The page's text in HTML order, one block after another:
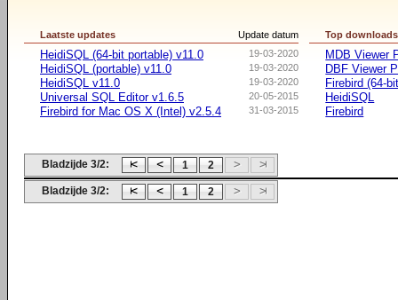
Update datum
Laatste updates
19-03-2020
HeidiSQL (64-bit portable) v11.0
19-03-2020
HeidiSQL (portable) v11.0
19-03-2020
HeidiSQL v11.0
20-05-2015
Universal SQL Editor v1.6.5
31-03-2015
Firebird for Mac OS X (Intel) v2.5.4
Top downloads
MDB Viewer
DBF Viewer
Firebird (64-
HeidiSQL
Firebird
Bladzijde 3/2: 1 2
Bladzijde 3/2: 1 2